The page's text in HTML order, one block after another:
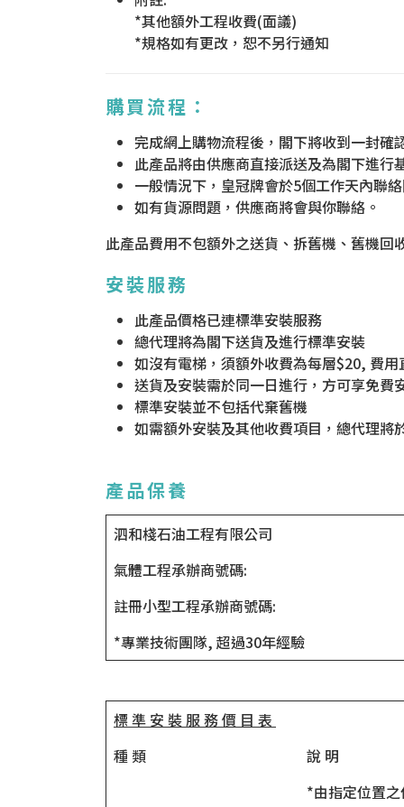
*其他額外工程收費(面議)
*規格如有更改，恕不另行通知
購買流程：
完成網上購物流程後，閣下將收到一封確
此產品將由供應商直接派送及為閣下進行
一般情況下，皇冠牌會於5個工作天內聯
如有貨源問題，供應商將會與你聯絡。
此產品費用不包額外之送貨、拆舊機、舊機
安裝服務
此產品價格已連標準安裝服務
總代理將為閣下送貨及進行標準安裝
如沒有電梯，須額外收費為每層$20, 費用
送貨及安裝需於同一日進行，方可享免費
標準安裝並不包括代棄舊機
如需額外安裝及其他收費項目，總代理將
產品保養
泗和棧石油工程有限公司
氣體工程承辦商號碼:
註冊小型工程承辦商號碼:
*專業技術團隊, 超過30年經驗
標 準 安 裝 服 務 價 目 表
種 類
說 明
*由指定位置